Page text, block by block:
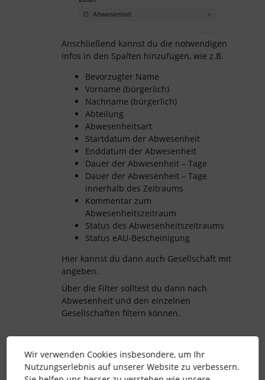
Anschließend kannst du die notwendigen
Infos in den Spalten hinzufügen, wie z.B.
Bevorzugter Name
Vorname (bürgerlich)
Nachname (bürgerlich)
Abteilung
Abwesenheitsart
Startdatum der Abwesenheit
Enddatum der Abwesenheit
Dauer der Abwesenheit – Tage
Dauer der Abwesenheit – Tage
innerhalb des Zeitraums
Kommentar zum
Abwesenheitszeitraum
Status des Abwesenheitszeitraums
Status eAU-Bescheinigung
Hier kannst du dann auch Gesellschaft mit
angeben.
Über die Filter solltest du dann nach
Abwesenheit und den einzelnen
Gesellschaften filtern können.
Wir verwenden Cookies insbesondere, um Ihr
Nutzungserlebnis auf unserer Website zu verbessern.